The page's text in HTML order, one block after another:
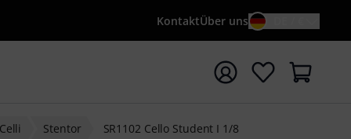
KontaktÜber uns
mit Suchwort {searchTerm} starten
Stentor SR1102 Cello Student I 1/8